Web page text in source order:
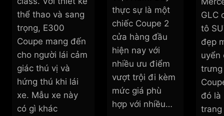
thể thao và sang
trọng, E300
Coupe mang đến
cho người lái cảm
giác thú vị và
hứng thú khi lái
xe. Mẫu xe này
có gì khác
thực sự là một
chiếc Coupe 2
cửa hàng đầu
hiện nay với
nhiều ưu điểm
vượt trội đi kèm
mức giá phù
hợp với nhiều…
GLC
tô
đẹp
uyển
đó là